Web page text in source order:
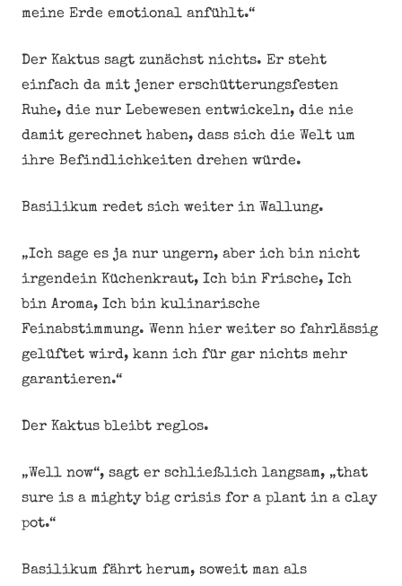
meine Erde emotional anfühlt.“
Der Kaktus sagt zunächst nichts. Er steht
einfach da mit jener erschütterungsfesten
Ruhe, die nur Lebewesen entwickeln, die nie
damit gerechnet haben, dass sich die Welt um
ihre Befindlichkeiten drehen würde.
Basilikum redet sich weiter in Wallung.
„Ich sage es ja nur ungern, aber ich bin nicht
irgendein Küchenkraut, Ich bin Frische, Ich
bin Aroma, Ich bin kulinarische
Feinabstimmung. Wenn hier weiter so fahrlässig
gelüftet wird, kann ich für gar nichts mehr
garantieren.“
Der Kaktus bleibt reglos.
„Well now“, sagt er schließlich langsam, „that
sure is a mighty big crisis for a plant in a clay
pot.“
Basilikum fährt herum, soweit man als